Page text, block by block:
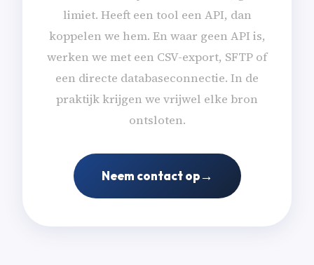
limiet. Heeft een tool een API, dan
koppelen we hem. En waar geen API is,
werken we met een CSV-export, SFTP of
een directe databaseconnectie. In de
praktijk krijgen we vrijwel elke bron
ontsloten.
Neem contact op→